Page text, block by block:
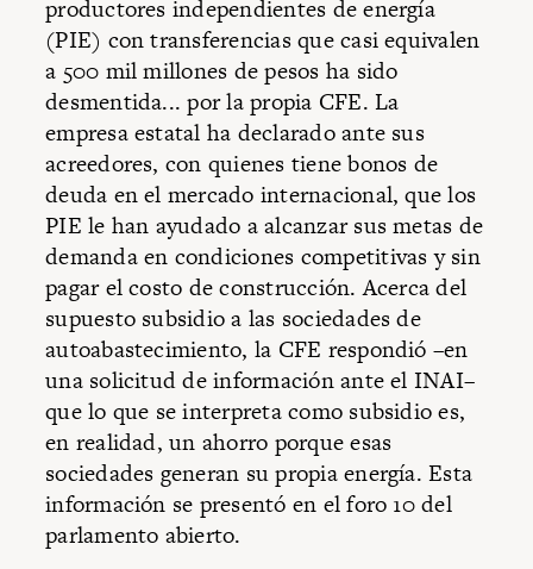
productores independientes de energía
(PIE) con transferencias que casi equivalen
a 500 mil millones de pesos ha sido
desmentida... por la propia CFE. La
empresa estatal ha declarado ante sus
acreedores, con quienes tiene bonos de
deuda en el mercado internacional, que los
PIE le han ayudado a alcanzar sus metas de
demanda en condiciones competitivas y sin
pagar el costo de construcción. Acerca del
supuesto subsidio a las sociedades de
autoabastecimiento, la CFE respondió –en
una solicitud de información ante el INAI–
que lo que se interpreta como subsidio es,
en realidad, un ahorro porque esas
sociedades generan su propia energía. Esta
información se presentó en el foro 10 del
parlamento abierto.